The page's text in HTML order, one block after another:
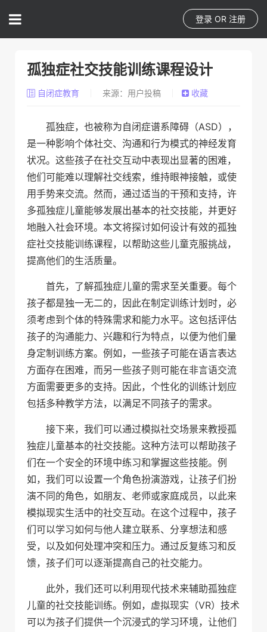
登录 OR 注册
孤独症社交技能训练课程设计
自闭症教育 来源：用户投稿 收藏
孤独症，也被称为自闭症谱系障碍（ASD），
是一种影响个体社交、沟通和行为模式的神经发育
状况。这些孩子在社交互动中表现出显著的困难，
他们可能难以理解社交线索，维持眼神接触，或使
用手势来交流。然而，通过适当的干预和支持，许
多孤独症儿童能够发展出基本的社交技能，并更好
地融入社会环境。本文将探讨如何设计有效的孤独
症社交技能训练课程，以帮助这些儿童克服挑战，
提高他们的生活质量。
首先，了解孤独症儿童的需求至关重要。每个
孩子都是独一无二的，因此在制定训练计划时，必
须考虑到个体的特殊需求和能力水平。这包括评估
孩子的沟通能力、兴趣和行为特点，以便为他们量
身定制训练方案。例如，一些孩子可能在语言表达
方面存在困难，而另一些孩子则可能在非言语交流
方面需要更多的支持。因此，个性化的训练计划应
包括多种教学方法，以满足不同孩子的需求。
接下来，我们可以通过模拟社交场景来教授孤
独症儿童基本的社交技能。这种方法可以帮助孩子
们在一个安全的环境中练习和掌握这些技能。例
如，我们可以设置一个角色扮演游戏，让孩子们扮
演不同的角色，如朋友、老师或家庭成员，以此来
模拟现实生活中的社交互动。在这个过程中，孩子
们可以学习如何与他人建立联系、分享想法和感
受，以及如何处理冲突和压力。通过反复练习和反
馈，孩子们可以逐渐提高自己的社交能力。
此外，我们还可以利用现代技术来辅助孤独症
儿童的社交技能训练。例如，虚拟现实（VR）技术
可以为孩子们提供一个沉浸式的学习环境，让他们